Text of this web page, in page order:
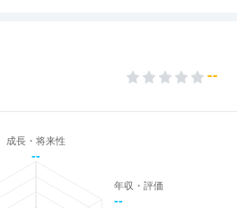
--
成長・将来性
--
年収・評価
--